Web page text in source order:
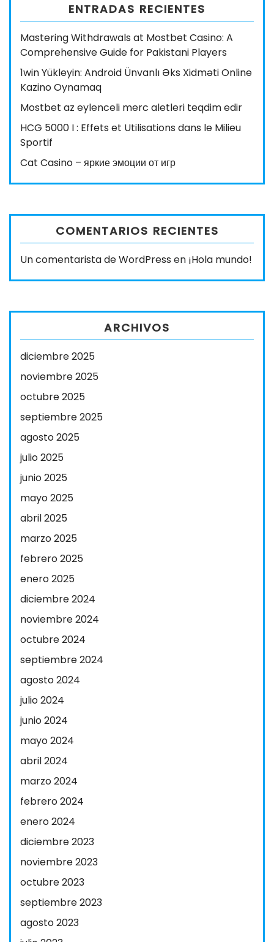
ENTRADAS RECIENTES
Mastering Withdrawals at Mostbet Casino: A
Comprehensive Guide for Pakistani Players
1win Yükleyin: Android Ünvanlı Əks Xidməti Online
Kazino Oynamaq
Mostbet az eylenceli merc aletleri teqdim edir
HCG 5000 I : Effets et Utilisations dans le Milieu
Sportif
Cat Casino – яркие эмоции от игр
COMENTARIOS RECIENTES
Un comentarista de WordPress en ¡Hola mundo!
ARCHIVOS
diciembre 2025
noviembre 2025
octubre 2025
septiembre 2025
agosto 2025
julio 2025
junio 2025
mayo 2025
abril 2025
marzo 2025
febrero 2025
enero 2025
diciembre 2024
noviembre 2024
octubre 2024
septiembre 2024
agosto 2024
julio 2024
junio 2024
mayo 2024
abril 2024
marzo 2024
febrero 2024
enero 2024
diciembre 2023
noviembre 2023
octubre 2023
septiembre 2023
agosto 2023